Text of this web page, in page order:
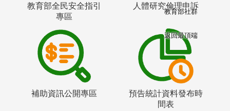
教育部全民安全指引
專區
人體研究倫理申訴
補助資訊公開專區
預告統計資料發布時
間表
教育部社群
返回最頂端